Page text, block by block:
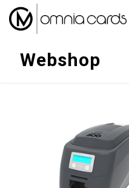
Webshop